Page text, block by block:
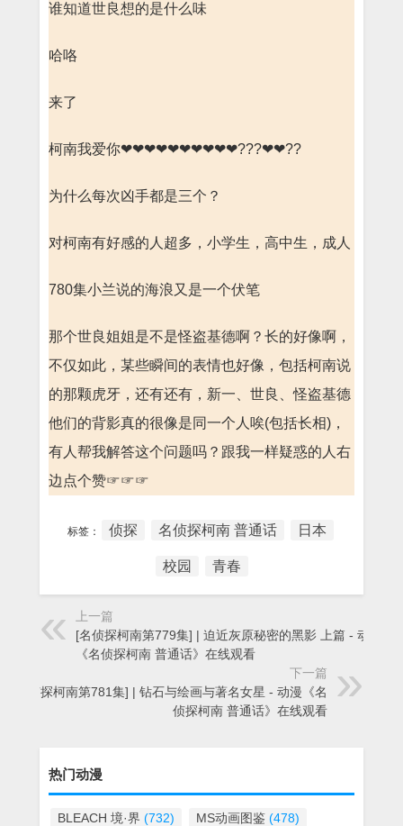
谁知道世良想的是什么味
哈咯
来了
柯南我爱你❤❤❤❤❤❤❤❤❤❤???❤❤??
为什么每次凶手都是三个？
对柯南有好感的人超多，小学生，高中生，成人
780集小兰说的海浪又是一个伏笔
那个世良姐姐是不是怪盗基德啊？长的好像啊，
不仅如此，某些瞬间的表情也好像，包括柯南说
的那颗虎牙，还有还有，新一、世良、怪盗基德
他们的背影真的很像是同一个人唉(包括长相)，
有人帮我解答这个问题吗？跟我一样疑惑的人右
边点个赞☞☞☞
标签： 侦探 名侦探柯南 普通话 日本
校园 青春
上一篇
[名侦探柯南第779集] | 迫近灰原秘密的黑影 上篇 - 动漫
《名侦探柯南 普通话》在线观看
下一篇
[名侦探柯南第781集] | 钻石与绘画与著名女星 - 动漫《名
侦探柯南 普通话》在线观看
热门动漫
BLEACH 境·界 (732) MS动画图鉴 (478)